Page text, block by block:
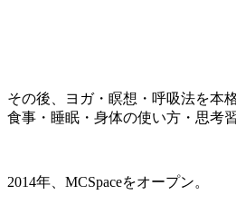
その後、ヨガ・瞑想・呼吸法を本
食事・睡眠・身体の使い方・思考
2014年、MCSpaceをオープン。